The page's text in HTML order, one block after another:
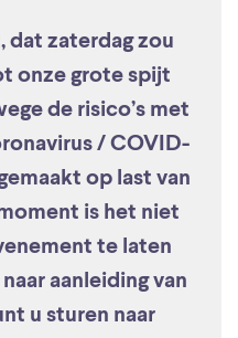
dat zaterdag zou
onze grote spijt
de risico’s met
/ COVID-
op last van
is het niet
te laten
aanleiding van
u sturen naar